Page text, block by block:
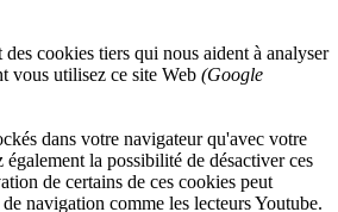
cookies tiers qui nous aident à analyser
vous utilisez ce site Web (Google
dans votre navigateur qu'avec votre
également la possibilité de désactiver ces
de certains de ces cookies peut
navigation comme les lecteurs Youtube.